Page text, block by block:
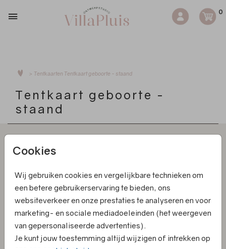
0
Cookies
Wij gebruiken cookies en vergelijkbare technieken om
een betere gebruikerservaring te bieden, ons
websiteverkeer en onze prestaties te analyseren en voor
marketing- en sociale mediadoeleinden (het weergeven
van gepersonaliseerde advertenties).
Je kunt jouw toestemming altijd wijzigen of intrekken op
> Tentkaarten Tentkaart geboorte - staand
Tentkaart geboorte -
staand
Kaarten
Informatie
Klantenservice